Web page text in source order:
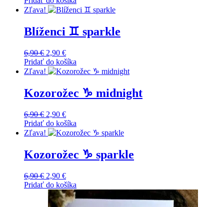
was:
is:
Zľava!
Blíženci ♊️ sparkle
6,90€ Original
price
was:
2,90 €Current
price
is:
Pridať do košíka
Zľava!
Kozorožec ♑️ midnight
6,90€ Original
price
was:
2,90 €Current
price
is:
Pridať do košíka
Zľava!
Kozorožec ♑️ sparkle
6,90€ Original
price
was:
6,90 €.
2,90 €Current
price
is:
2,90 €.
Pridať do košíka